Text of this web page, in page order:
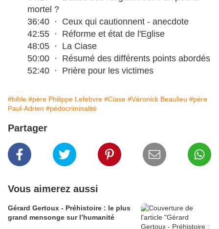
mortel ?
36:40 · Ceux qui cautionnent - anecdote
42:55 · Réforme et état de l'Eglise
48:05 · La Ciase
50:00 · Résumé des différents points abordés
52:40 · Prière pour les victimes
#bible #père Philippe Lefebvre #Ciase #Véronick Beaulieu #père
Paul-Adrien #pédocriminalité
Partager
Vous aimerez aussi
Gérard Gertoux - Préhistoire : le plus
grand mensonge sur l’humanité